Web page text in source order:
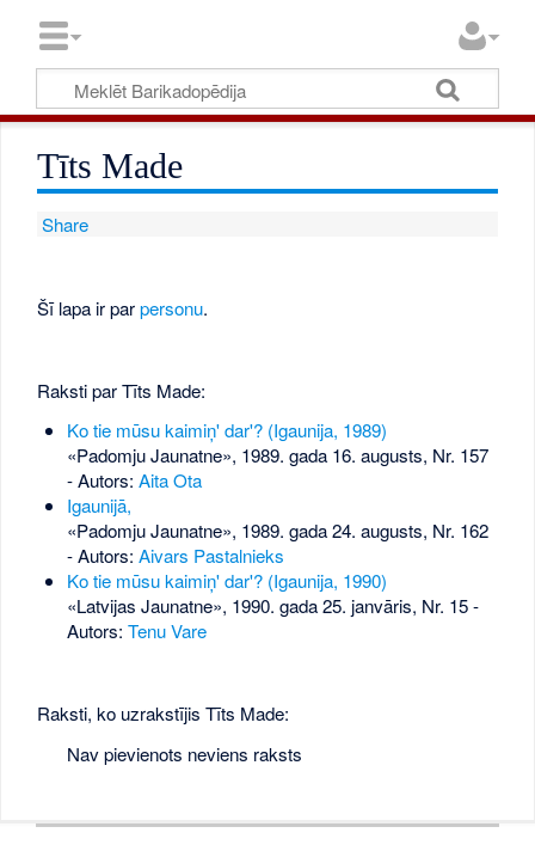
Tīts Made
Share
Šī lapa ir parpersonu.
Raksti par Tīts Made:
Ko tie mūsu kaimiņ' dar'? (Igaunija, 1989)
«Padomju Jaunatne», 1989. gada 16. augusts, Nr. 157
- Autors: Aita Ota
Igaunijā,
«Padomju Jaunatne», 1989. gada 24. augusts, Nr. 162
- Autors: Aivars Pastalnieks
Ko tie mūsu kaimiņ' dar'? (Igaunija, 1990)
«Latvijas Jaunatne», 1990. gada 25. janvāris, Nr. 15-
Autors: Tenu Vare
Raksti, ko uzrakstījis Tīts Made:
Nav pievienots neviens raksts